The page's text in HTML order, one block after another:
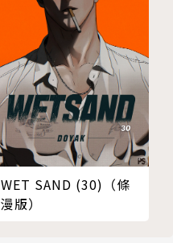
WET SAND (30)（條
漫版）